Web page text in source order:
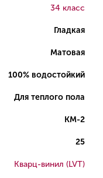
34 класс
Гладкая
Матовая
100% водостойкий
Для теплого пола
КМ-2
25
Кварц-винил (LVT)